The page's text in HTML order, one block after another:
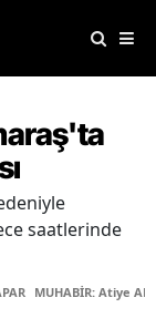
saatlerinde
MUHABİR: Atiye